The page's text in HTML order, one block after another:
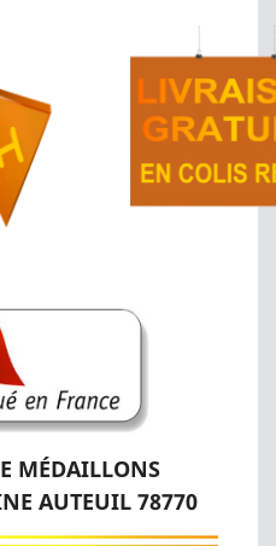
MÉDAILLONS
AUTEUIL 78770